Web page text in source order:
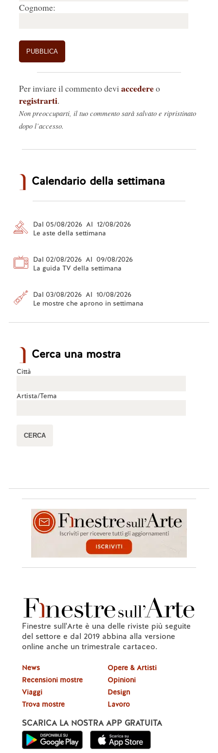
Cognome:
Per inviare il commento devi accedereo
registrarti.
Non preoccuparti, il tuo commento sarà salvato e ripristinato
dopo l’accesso.
Calendario della settimana
Dal 05/08/2026 Al 12/08/2026
Le aste della settimana
Dal 02/08/2026 Al 09/08/2026
La guida TV della settimana
Dal 03/08/2026 Al 10/08/2026
Le mostre che aprono in settimana
Cerca una mostra
Città
Artista/Tema
Finestre sull'Arte è una delle riviste più seguite
del settore e dal 2019 abbina alla versione
online anche un trimestrale cartaceo.
News
Recensioni mostre
Viaggi
Trova mostre
Opere & Artisti
Opinioni
Design
Lavoro
SCARICA LA NOSTRA APP GRATUITA